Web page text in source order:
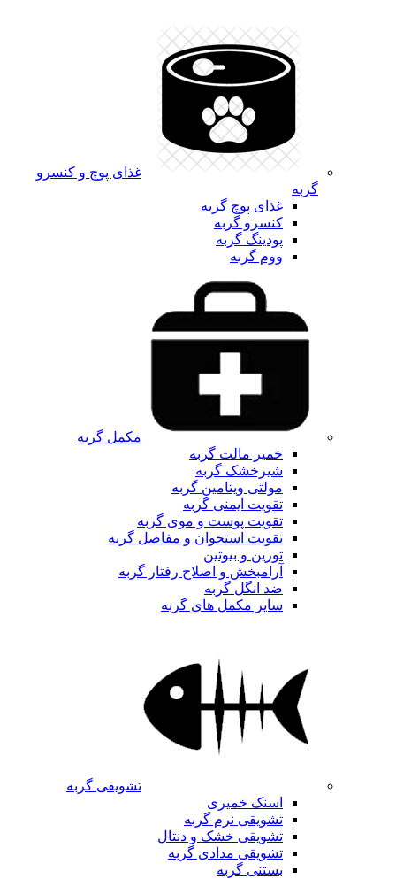
غذای پوچ و کنسرو
گربه
غذای پوچ گربه
کنسرو گربه
پودینگ گربه
ووم گربه
مکمل گربه
خمیر مالت گربه
شیرخشک گربه
مولتی ویتامین گربه
تقویت ایمنی گربه
تقویت پوست و موی گربه
تقویت استخوان و مفاصل گربه
تورین و بیوتین
آرامبخش و اصلاح رفتار گربه
ضد انگل گربه
سایر مکمل های گربه
تشویقی گربه
اسنک خمیری
تشویقی نرم گربه
تشویقی خشک و دنتال
تشویقی مدادی گربه
بستنی گربه